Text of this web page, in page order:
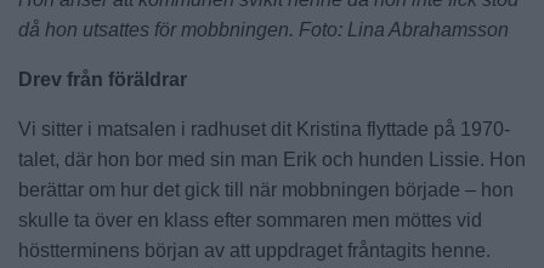
då hon utsattes för mobbningen. Foto: Lina Abrahamsson
Drev från föräldrar
Vi sitter i matsalen i radhuset dit Kristina flyttade på 1970-
talet, där hon bor med sin man Erik och hunden Lissie. Hon
berättar om hur det gick till när mobbningen började – hon
skulle ta över en klass efter sommaren men möttes vid
höstterminens början av att uppdraget fråntagits henne.